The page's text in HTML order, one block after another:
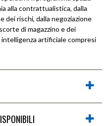
alla contrattualistica, dalla
dei rischi, dalla negoziazione
di magazzino e dei
artificiale compresi